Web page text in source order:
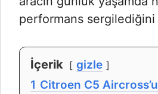
performans
İçerik
gizle
1 Citroen C5